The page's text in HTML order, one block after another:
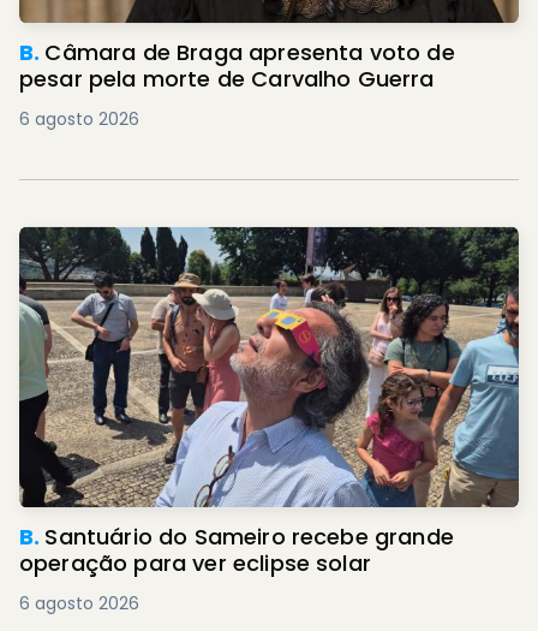
B. Câmara de Braga apresenta voto de
pesar pela morte de Carvalho Guerra
6 agosto 2026
B. Santuário do Sameiro recebe grande
operação para ver eclipse solar
6 agosto 2026